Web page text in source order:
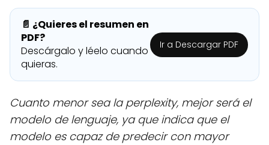
📄 ¿Quieres el resumen en
PDF?
Descárgalo y léelo cuando
quieras.
Ir a Descargar PDF
Cuanto menor sea la perplexity, mejor será el
modelo de lenguaje, ya que indica que el
modelo es capaz de predecir con mayor